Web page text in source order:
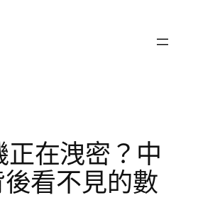
在洩密？中
看不見的數